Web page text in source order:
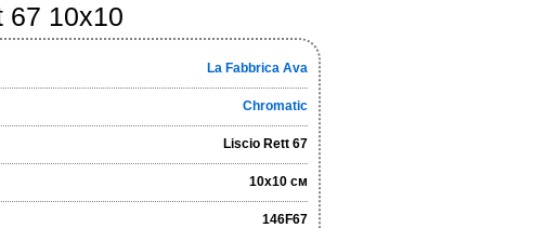
67 10x10
La Fabbrica Ava
Chromatic
Liscio Rett 67
10x10 см
146F67